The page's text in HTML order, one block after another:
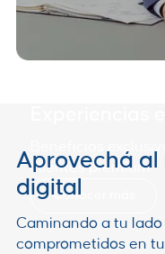
clientes
Conocer más
Aprovechá
digital
Caminando a tu lado
comprometidos en